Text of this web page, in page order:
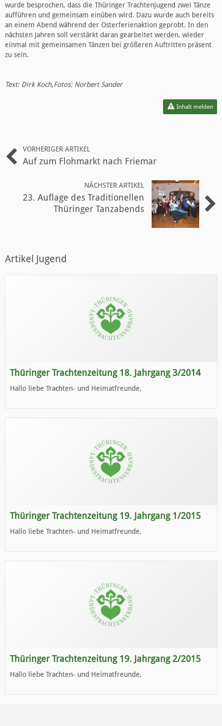
wurde besprochen, dass die Thüringer Trachtenjugend zwei Tänze
aufführen und gemeinsam einüben wird. Dazu wurde auch bereits
an einem Abend während der Osterferienaktion geprobt. In den
nächsten Jahren soll verstärkt daran gearbeitet werden, wieder
einmal mit gemeinsamen Tänzen bei größeren Auftritten präsent
zu sein.
Text: Dirk Koch,Fotos: Norbert Sander
Inhalt melden
VORHERIGER ARTIKEL
Auf zum Flohmarkt nach Friemar
NÄCHSTER ARTIKEL
23. Auflage des Traditionellen
Thüringer Tanzabends
Artikel Jugend
Thüringer Trachtenzeitung 18. Jahrgang 3/2014
Hallo liebe Trachten- und Heimatfreunde,
Wir wünschen Euch viel Spaß beim Lesen.
Thüringer Trachtenzeitung 19. Jahrgang 1/2015
Hallo liebe Trachten- und Heimatfreunde,
Wir wünschen Euch viel Spaß beim Lesen.
Thüringer Trachtenzeitung 19. Jahrgang 2/2015
Hallo liebe Trachten- und Heimatfreunde,